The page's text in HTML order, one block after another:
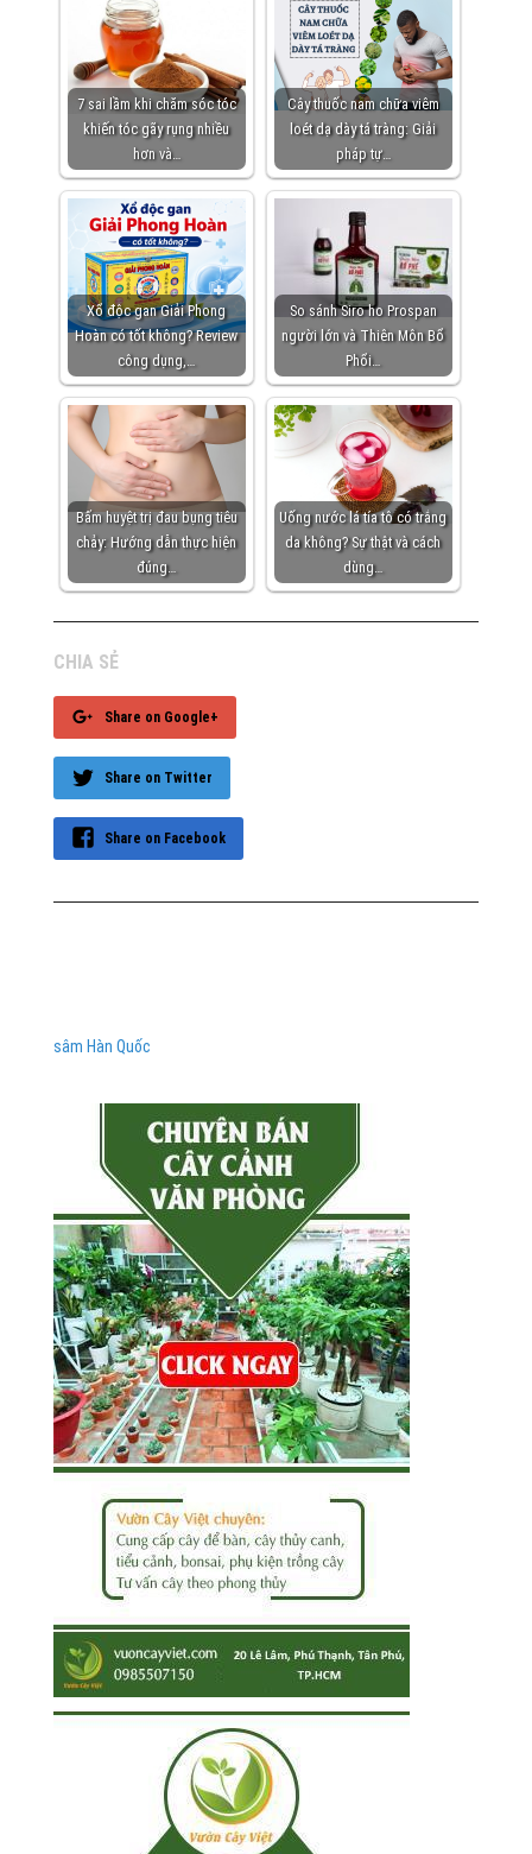
7 sai lầm khi chăm sóc tóc
khiến tóc gãy rụng nhiều
hơn và…
Cây thuốc nam chữa viêm
loét dạ dày tá tràng: Giải
pháp tự…
Xổ độc gan Giải Phong
Hoàn có tốt không? Review
công dụng,…
So sánh Siro ho Prospan
người lớn và Thiên Môn Bổ
Phổi…
Bấm huyệt trị đau bụng tiêu
chảy: Hướng dẫn thực hiện
đúng…
Uống nước lá tía tô có trắng
da không? Sự thật và cách
dùng…
CHIA SẺ
Share on Google+
Share on Twitter
Share on Facebook
sâm Hàn Quốc